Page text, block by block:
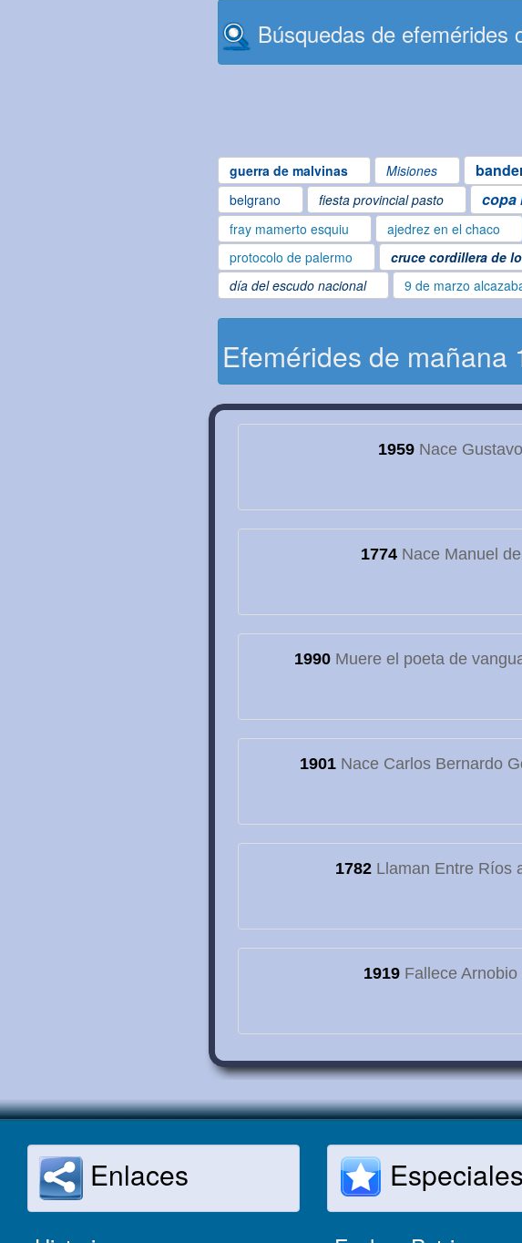
Búsquedas de efemérides
guerra de malvinas Misiones
belgrano fiesta provincial pasto copa
fray mamerto esquiu
ajedrez en el chaco
protocolo de palermo
cruce cordillera de
día del escudo nacional
9 de marzo
Efemérides de mañana
1959Nace
1774Nace Manuel
1990Muere el poeta de
1901Nace Carlos Bernardo
1782 Llaman Entre Ríos
1919Fallece Arnobio
Enlaces Especiales